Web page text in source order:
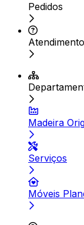
Pedidos
Madeira
Serviços
Móveis